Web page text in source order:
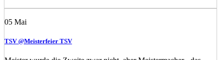
05 Mai
TSV @Meisterfeier TSV